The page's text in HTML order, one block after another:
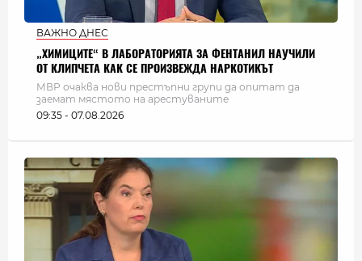
ВАЖНО ДНЕС
„ХИМИЦИТЕ“ В ЛАБОРАТОРИЯТА ЗА ФЕНТАНИЛ НАУЧИЛИ
ОТ КЛИПЧЕТА КАК СЕ ПРОИЗВЕЖДА НАРКОТИКЪТ
МВР очаква нови престъпни групи да опитат да
заемат мястото на арестуваните
09:35 - 07.08.2026